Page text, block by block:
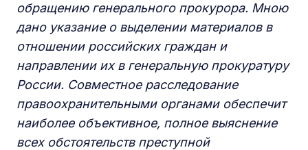
обращению генерального прокурора. Мною
дано указание о выделении материалов в
отношении российских граждан и
направлении их в генеральную прокуратуру
России. Совместное расследование
правоохранительными органами обеспечит
наиболее объективное, полное выяснение
всех обстоятельств преступной